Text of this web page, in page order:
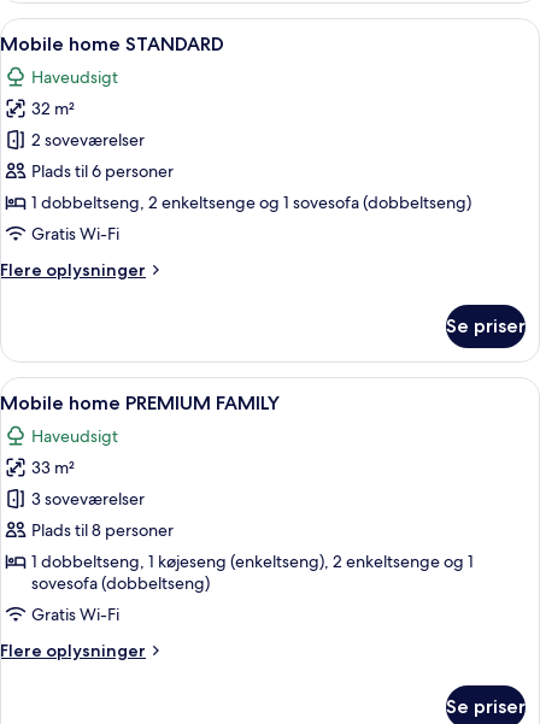
PREMIUM
Indlæs
alle
billeder
af
Mobile
home
STANDARD
Et moderne og veloplyst
9
Mobile home STANDARD
Haveudsigt
32 m²
2 soveværelser
Plads til 6 personer
1 dobbeltseng, 2 enkeltsenge og 1 sovesofa (dobbeltseng)
Gratis Wi-Fi
Flere oplysninger
Flere
home
STANDARD
Se priser
Indlæs
alle
billeder
af
Mobile
home
PREMIUM
FAMILY
Et moderne køkken med hvide
15
Mobile home PREMIUM FAMILY
Haveudsigt
33 m²
3 soveværelser
Plads til 8 personer
1 dobbeltseng, 1 køjeseng (enkeltseng), 2 enkeltsenge og 1
sovesofa (dobbeltseng)
Gratis Wi-Fi
Flere oplysninger
Flere
Se priser